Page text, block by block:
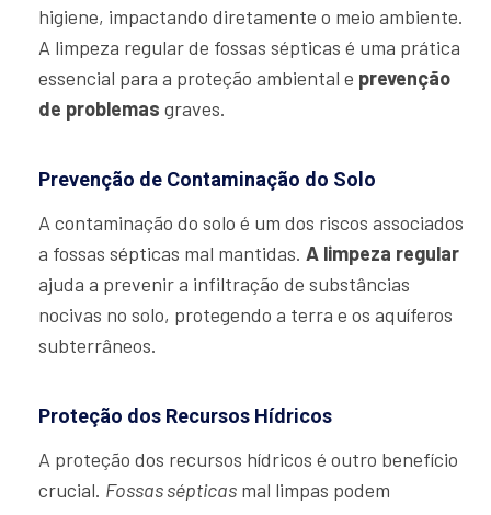
higiene, impactando diretamente o meio ambiente.
A limpeza regular de fossas sépticas é uma prática
essencial para a proteção ambiental e prevenção
de problemas graves.
Prevenção de Contaminação do Solo
A contaminação do solo é um dos riscos associados
a fossas sépticas mal mantidas. A limpeza regular
ajuda a prevenir a infiltração de substâncias
nocivas no solo, protegendo a terra e os aquíferos
subterrâneos.
Proteção dos Recursos Hídricos
A proteção dos recursos hídricos é outro benefício
crucial. Fossas sépticas mal limpas podem